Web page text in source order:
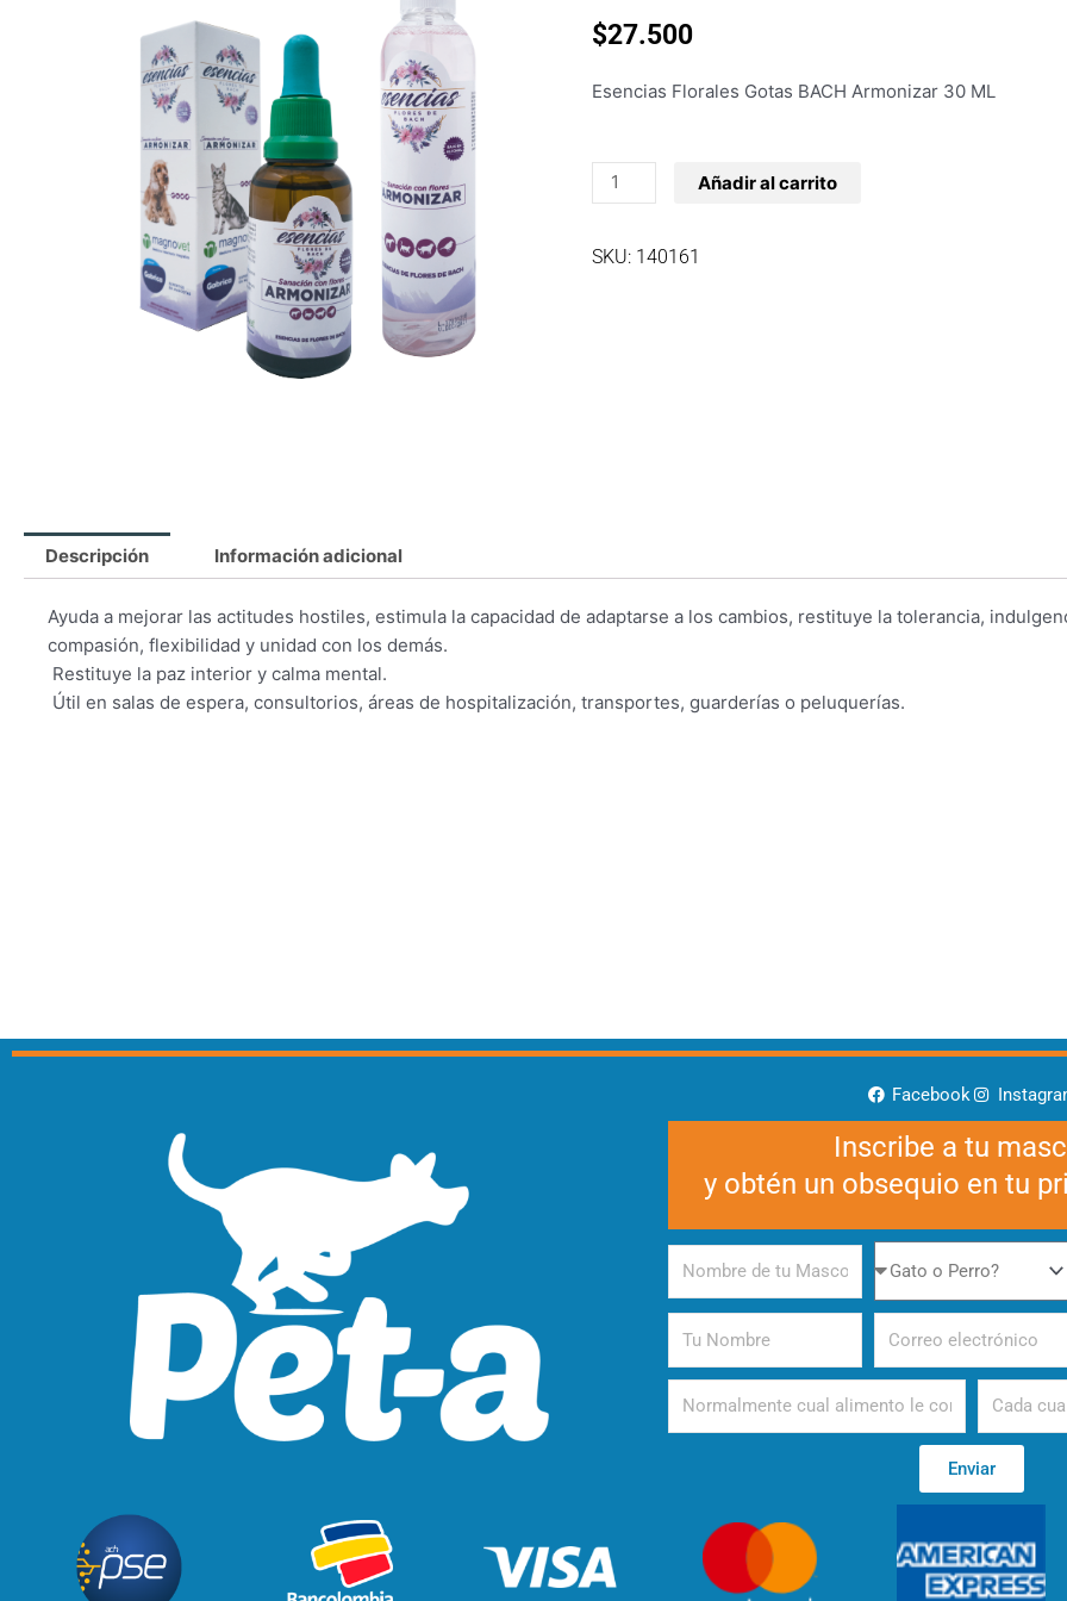
$27.500
Esencias Florales Gotas BACH Armonizar 30 ML
Esencias
Florales
BACH
Añadir al carrito
SKU: 140161
Descripción Información adicional
Ayuda a mejorar las actitudes hostiles, estimula la capacidad de adaptarse a los cambios, restituye la tolerancia,
compasión, flexibilidad y unidad con los demás.
 Restituye la paz interior y calma mental.
 Útil en salas de espera, consultorios, áreas de hospitalización, transportes, guarderías o peluquerías.
Facebook
Inscribe a tu
y obtén un obsequio en tu
de
tu
Mascota
Perro
Alimento
Enviar